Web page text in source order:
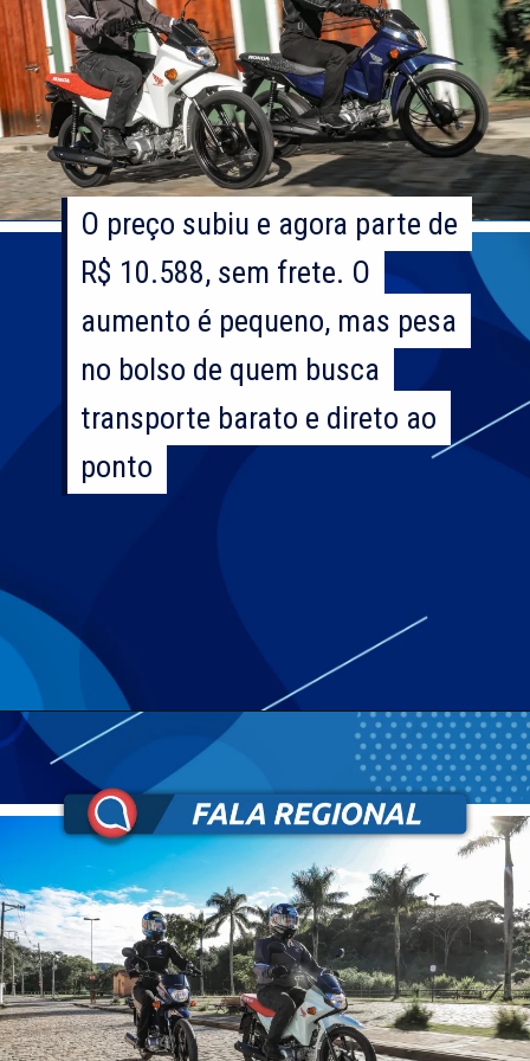
O preço subiu e agora parte de
R$ 10.588, sem frete. O
aumento é pequeno, mas pesa
no bolso de quem busca
transporte barato e direto ao
ponto
O preço subiu e agora parte de
R$ 10.588, sem frete. O
aumento é pequeno, mas pesa
no bolso de quem busca
transporte barato e direto ao
ponto